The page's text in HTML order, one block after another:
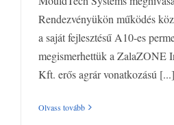
Rendezvényükön működés
a saját fejlesztésű A10-es
megismerhettük a ZalaZONE
Kft. erős agrár vonatkozású [...]
Olvass tovább